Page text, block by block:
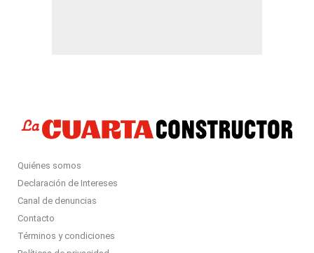
Quiénes somos
Declaración de Intereses
Canal de denuncias
Contacto
Términos y condiciones